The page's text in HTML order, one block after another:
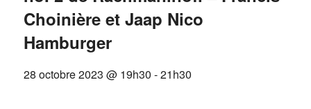
Choinière et Jaap Nico
Hamburger
28 octobre 2023 @ 19h30 -21h30